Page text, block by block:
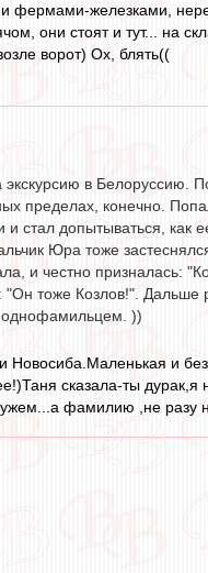
железками,
они стоят и тут... на
ворот) Ох, блять((
в Белоруссию.
пределах, конечно.
стал допытываться, как
Юра тоже
и честно призналась:
тоже Козлов!". Дальше
однофамильцем. ))
Новосиба.Маленькая и
сказала-ты
фамилию ,не разу